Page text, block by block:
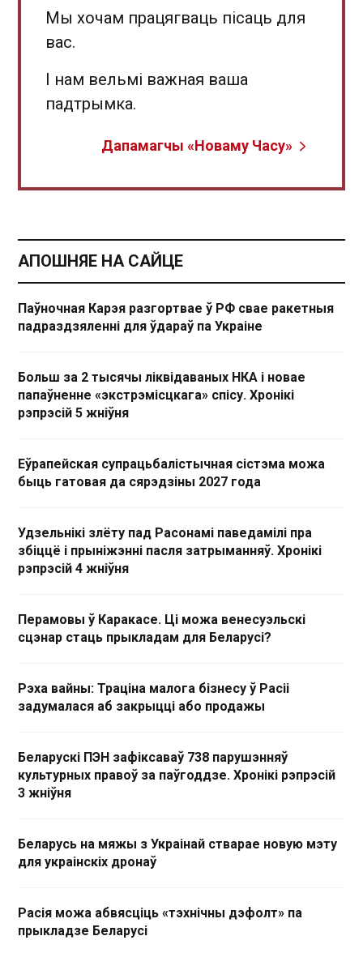
Мы хочам працягваць пісаць для
вас.
І нам вельмі важная ваша
падтрымка.
Дапамагчы «Новаму Часу»
АПОШНЯЕ НА САЙЦЕ
Паўночная Карэя разгортвае ў РФ свае ракетныя
падраздзяленні для ўдараў па Украіне
Больш за 2 тысячы ліквідаваных НКА і новае
папаўненне «экстрэмісцкага» спісу. Хронікі
рэпрэсій 5 жніўня
Еўрапейская супрацьбалістычная сістэма можа
быць гатовая да сярэдзіны 2027 года
Удзельнікі злёту пад Расонамі паведамілі пра
збіццё і прыніжэнні пасля затрыманняў. Хронікі
рэпрэсій 4 жніўня
Перамовы ў Каракасе. Ці можа венесуэльскі
сцэнар стаць прыкладам для Беларусі?
Рэха вайны: Траціна малога бізнесу ў Расіі
задумалася аб закрыцці або продажы
Беларускі ПЭН зафіксаваў 738 парушэнняў
культурных правоў за паўгоддзе. Хронікі рэпрэсій
3 жніўня
Беларусь на мяжы з Украінай стварае новую мэту
для украінскіх дронаў
Расія можа абвясціць «тэхнічны дэфолт» па
прыкладзе Беларусі